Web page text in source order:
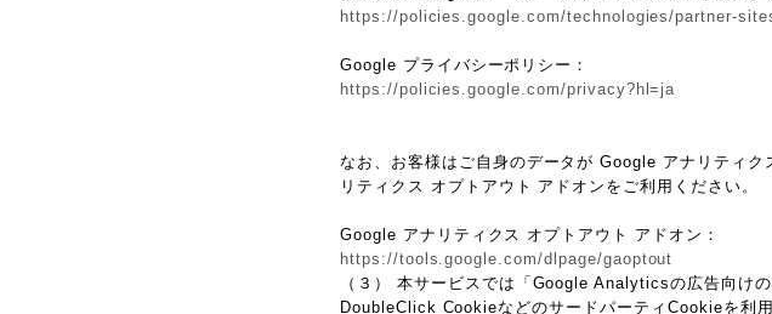
https://policies.google.com/technologies/partner-
Google プライバシーポリシー：
https://policies.google.com/privacy?hl=ja
なお、お客様はご自身のデータが Google アナリティ
リティクス オプトアウト アドオンをご利用ください。
Google アナリティクス オプトアウト アドオン：
https://tools.google.com/dlpage/gaoptout
（３） 本サービスでは「Google Analyticsの広告向け
DoubleClick CookieなどのサードパーティCookieを利用